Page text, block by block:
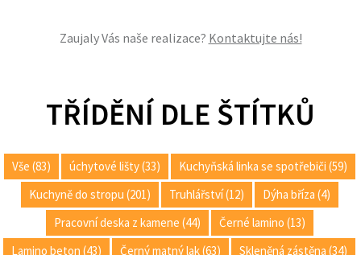
Zaujaly Vás naše realizace? Kontaktujte nás!
TŘÍDĚNÍ DLE ŠTÍTKŮ
Vše (83) úchytové lišty (33)
Kuchyňská linka se spotřebiči (59)
Kuchyně do stropu (201)
Truhlářství (12)
Dýha bříza (4)
Pracovní deska z kamene (44)
Černé lamino (13)
Lamino beton (43)
Černý matný lak (63)
Skleněná zástěna (34)